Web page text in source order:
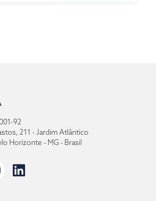
92
211 - Jardim Atlântico
Horizonte - MG - Brasil